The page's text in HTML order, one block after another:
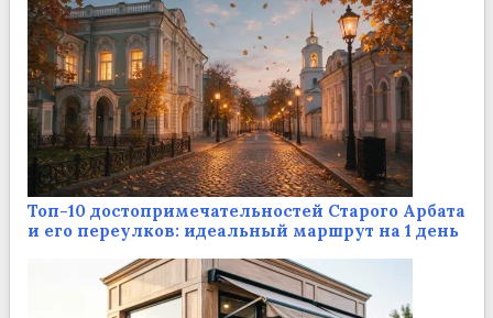
Топ-10 достопримечательностей Старого Арбата
и его переулков: идеальный маршрут на 1 день